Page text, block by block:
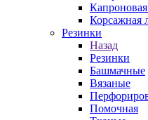
Капроновая
Корсажная
Резинки
Назад
Резинки
Башмачные
Вязаные
Помочная